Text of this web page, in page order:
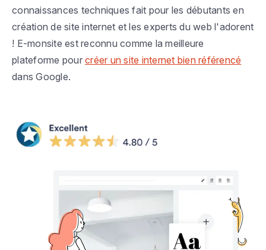
connaissances techniques fait pour les débutants en
création de site internet et les experts du web l'adorent
! E-monsite est reconnu comme la meilleure
plateforme pour créer un site internet bien référencé
dans Google.